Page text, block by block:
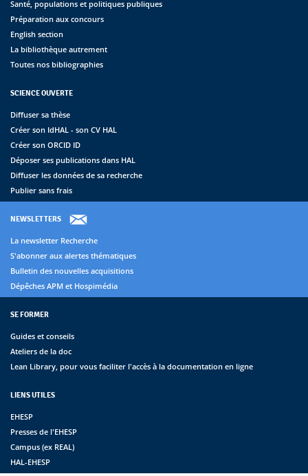
Santé, populations et politiques publiques
Préparation aux concours
English section
La bibliothèque autrement
Toutes nos bibliographies
SCIENCE OUVERTE
Diffuser sa thèse
Créer son IdHAL - son CV HAL
Créer son ORCID ID
Déposer ses publications dans HAL
Diffuser les données de sa recherche
Publier sans frais
NEWSLETTERS
La newsletter Recherche
S'abonner aux alertes thématiques
Bulletin des nouvelles acquisitions
Dépêches APM et Hospimédia
SE FORMER
Guides et conseils
Ateliers de la doc
Lean Library, pour vous faciliter l'accès à la documentation en ligne
LIENS UTILES
EHESP
Presses de l'EHESP
Campus (ex REAL)
HAL-EHESP